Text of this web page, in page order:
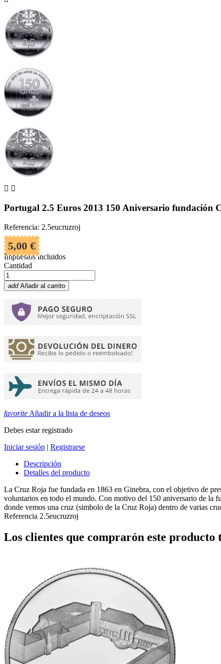
 
Portugal 2.5 Euros 2013 150 Aniversario fundación
Referencia: 2.5eucruzroj
5,00 €
Impuestos incluidos
Cantidad
add Añadir al carrito
favorite Añadir a la lista de deseos
Debes estar registrado
Iniciar sesión | Registrarse
Descripción
Detalles del producto
La Cruz Roja fue fundada en 1863 en Ginebra, con el objetivo de
voluntarios en todo el mundo. Con motivo del 150 aniversario de la
donde vemos una cruz (simbolo de la Cruz Roja) dentro de varias
Referencia 2.5eucruzroj
Los clientes que comprarón este